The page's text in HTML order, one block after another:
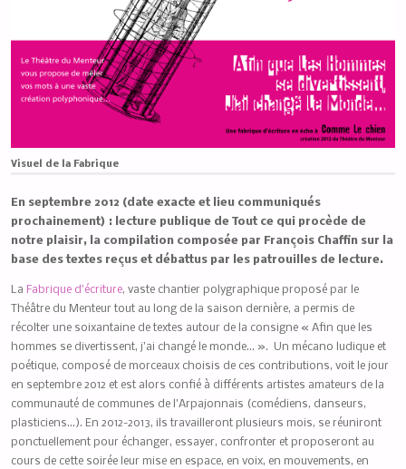
Visuel de la Fabrique
En septembre 2012 (date exacte et lieu communiqués
prochainement) : lecture publique de Tout ce qui procède de
notre plaisir, la compilation composée par François Chaffin sur la
base des textes reçus et débattus par les patrouilles de lecture.
La Fabrique d’écriture, vaste chantier polygraphique proposé par le
Théâtre du Menteur tout au long de la saison dernière, a permis de
récolter une soixantaine de textes autour de la consigne « Afin que les
hommes se divertissent, j’ai changé le monde… ». Un mécano ludique et
poétique, composé de morceaux choisis de ces contributions, voit le jour
en septembre 2012 et est alors confié à différents artistes amateurs de la
communauté de communes de l’Arpajonnais (comédiens, danseurs,
plasticiens…). En 2012-2013, ils travailleront plusieurs mois, se réuniront
ponctuellement pour échanger, essayer, confronter et proposeront au
cours de cette soirée leur mise en espace, en voix, en mouvements, en